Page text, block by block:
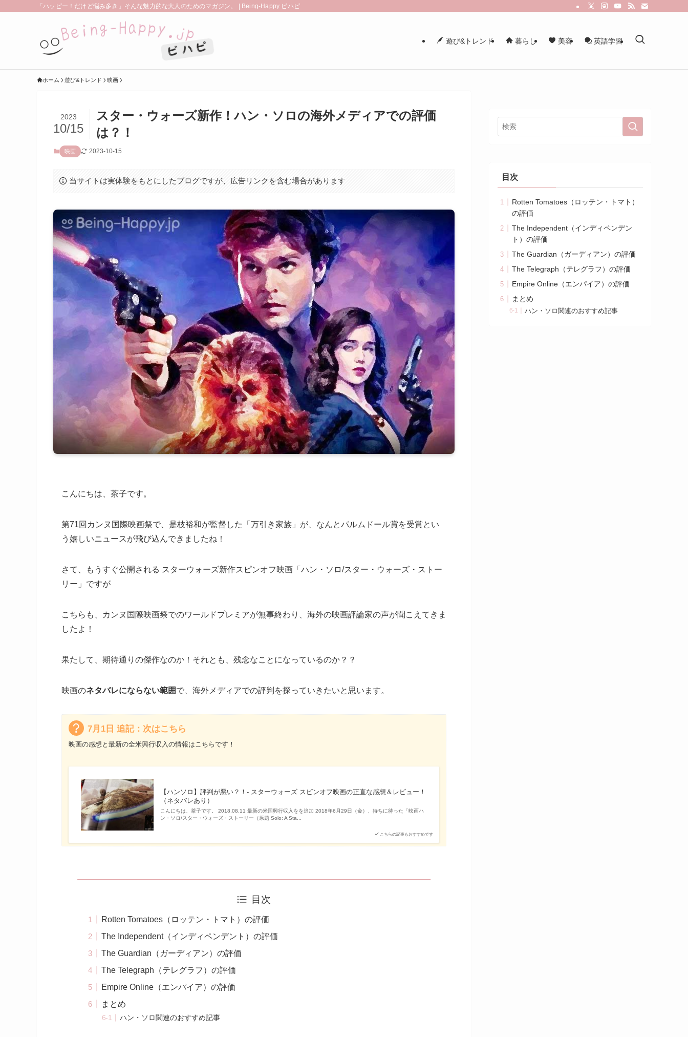
「ハッピー！だけど悩み多き」そんな魅力的な大人のためのマガジン。 | Being-Happy ビハピ
遊び&トレンド 暮らし 美容 英語学習
ホーム 遊び&トレンド 映画
スター・ウォーズ新作！ハン・ソロの海外メディアでの評価
は？！
2023
10/15
映画 2023-10-15
当サイトは実体験をもとにしたブログですが、広告リンクを含む場合があります
こんにちは、茶子です。
第71回カンヌ国際映画祭で、是枝裕和が監督した「万引き家族」が、なんとパルムドール賞を受賞とい
う嬉しいニュースが飛び込んできましたね！
さて、もうすぐ公開される スターウォーズ新作スピンオフ映画「ハン・ソロ/スター・ウォーズ・ストー
リー」ですが
こちらも、カンヌ国際映画祭でのワールドプレミアが無事終わり、海外の映画評論家の声が聞こえてきま
したよ！
果たして、期待通りの傑作なのか！それとも、残念なことになっているのか？？
映画のネタバレにならない範囲で、海外メディアでの評判を探っていきたいと思います。
7月1日 追記：次はこちら
映画の感想と最新の全米興行収入の情報はこちらです！
こちらの記事もおすすめです
【ハンソロ】評判が悪い？！- スターウォーズ スピンオフ映画の正直な感想＆レビュー！
（ネタバレあり）
こんにちは、茶子です。 2018.08.11 最新の米国興行収入をを追加 2018年6月29日（金）、待ちに待った「映画ハ
ン・ソロ/スター・ウォーズ・ストーリー（原題 Solo: A Sta...
目次
Rotten Tomatoes（ロッテン・トマト）の評価
The Independent（インディペンデント）の評価
The Guardian（ガーディアン）の評価
The Telegraph（テレグラフ）の評価
Empire Online（エンパイア）の評価
まとめ
ハン・ソロ関連のおすすめ記事
目次
Rotten Tomatoes（ロッテン・トマト）
の評価
The Independent（インディペンデン
ト）の評価
The Guardian（ガーディアン）の評価
The Telegraph（テレグラフ）の評価
Empire Online（エンパイア）の評価
まとめ
ハン・ソロ関連のおすすめ記事